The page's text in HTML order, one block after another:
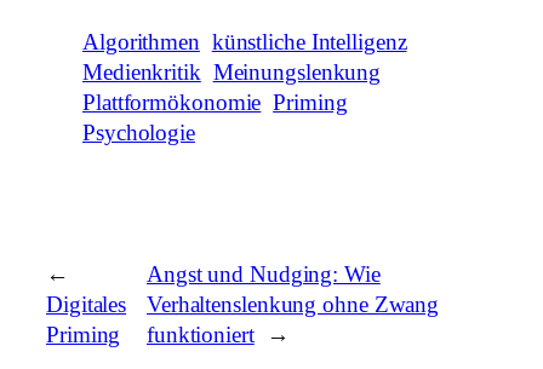
Algorithmen künstliche Intelligenz
Medienkritik Meinungslenkung
Plattformökonomie Priming
Psychologie
←
Digitales
Priming
Angst und Nudging: Wie
Verhaltenslenkung ohne Zwang
funktioniert
→